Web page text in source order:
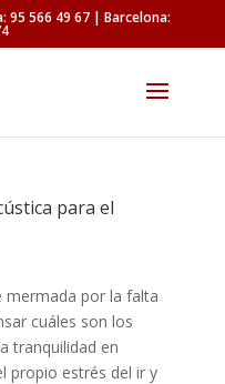
95 566 49 67 | Barcelona:
para el
mermada por la falta
cuáles son los
tranquilidad en
propio estrés del ir y